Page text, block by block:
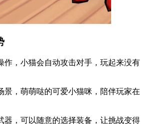
作，小猫会自动攻击对手，玩起来没有
景，萌萌哒的可爱小猫咪，陪伴玩家在
器，可以随意的选择装备，让挑战变得